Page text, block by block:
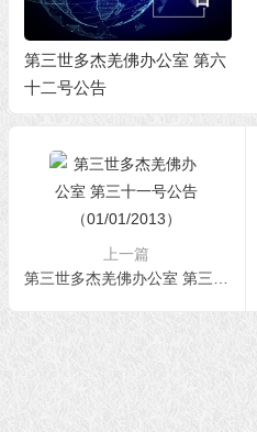
第三世多杰羌佛办公室 第六
十二号公告
上一篇
第三世多杰羌佛办公室 第三十一号公告（01/01/2013）